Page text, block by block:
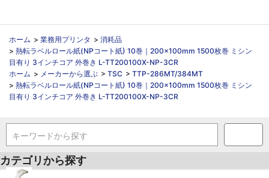
ホーム > 業務用プリンタ > 消耗品
> 熱転ラベルロール紙(NPコート紙) 10巻｜200×100mm 1500枚巻 ミシン
目有り 3インチコア 外巻き L-TT200100X-NP-3CR
ホーム > メーカーから選ぶ > TSC > TTP-286MT/384MT
> 熱転ラベルロール紙(NPコート紙) 10巻｜200×100mm 1500枚巻 ミシン
目有り 3インチコア 外巻き L-TT200100X-NP-3CR
キーワードから探す
カテゴリから探す